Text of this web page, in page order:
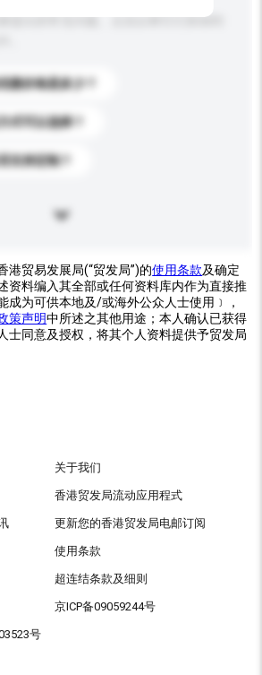
提出的常见问题。点击以将它们添加到
惠价格是多少？
式可以选择？
支持定制？
港贸易发展局(“贸发局”)的使用条款及确定
资料编入其全部或任何资料库内作为直接推
成为可供本地及/或海外公众人士使用﹞，
策声明中所述之其他用途；本人确认已获得
士同意及授权，将其个人资料提供予贸发局
关于我们
香港贸发局流动应用程式
更新您的香港贸发局电邮订阅
使用条款
超连结条款及细则
京ICP备09059244号
号